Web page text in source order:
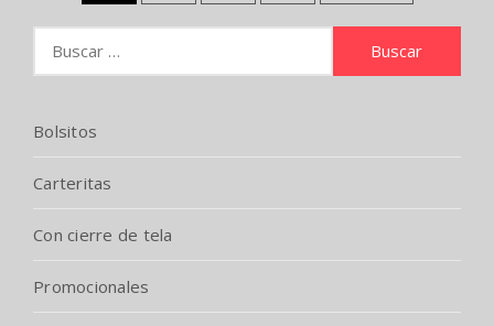
de
Bolsitos
Carteritas
Con cierre de tela
Promocionales